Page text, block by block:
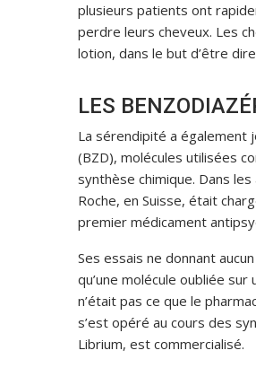
plusieurs patients ont
perdre leurs cheveux. Les
lotion, dans le but d’être
LES
La sérendipité a également
(BZD), molécules utilisées
synthèse chimique. Dans
Roche, en Suisse, était
premier médicament
Ses essais ne donnant
qu’une molécule oubliée
n’était pas ce que le
s’est opéré au cours des
Librium, est commercialisé.